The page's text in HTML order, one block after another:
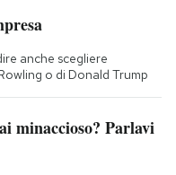
anche scegliere
o di Donald Trump
minaccioso? Parlavi